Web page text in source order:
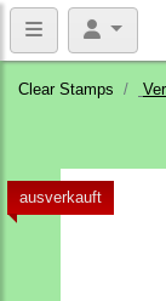
Clear Stamps
ausverkauft